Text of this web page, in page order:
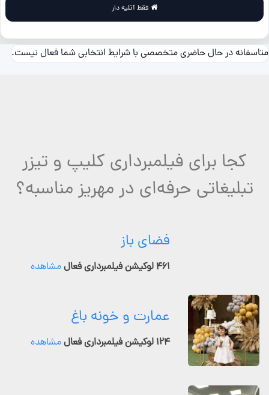
متاسفانه در حال حاضری متخصصی با شرایط انتخابی شما فعال نیست.
کجا برای فیلمبرداری کلیپ و تیزر
تبلیغاتی حرفه‌ای در مهریز مناسبه؟
فضای باز
۴۶۱ لوکیشن فیلمبرداری فعال مشاهده
عمارت و خونه باغ
۱۲۴ لوکیشن فیلمبرداری فعال مشاهده